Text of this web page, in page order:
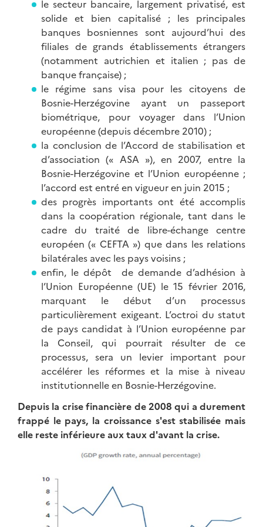
le secteur bancaire, largement privatisé, est
solide et bien capitalisé ; les principales
banques bosniennes sont aujourd’hui des
filiales de grands établissements étrangers
(notamment autrichien et italien ; pas de
banque française) ;
le régime sans visa pour les citoyens de
Bosnie-Herzégovine ayant un passeport
biométrique, pour voyager dans l’Union
européenne (depuis décembre 2010) ;
la conclusion de l’Accord de stabilisation et
d’association (« ASA »), en 2007, entre la
Bosnie-Herzégovine et l’Union européenne ;
l’accord est entré en vigueur en juin 2015 ;
des progrès importants ont été accomplis
dans la coopération régionale, tant dans le
cadre du traité de libre-échange centre
européen (« CEFTA ») que dans les relations
bilatérales avec les pays voisins ;
enfin, le dépôt de demande d’adhésion à
l’Union Européenne (UE) le 15 février 2016,
marquant le début d’un processus
particulièrement exigeant. L’octroi du statut
de pays candidat à l’Union européenne par
la Conseil, qui pourrait résulter de ce
processus, sera un levier important pour
accélérer les réformes et la mise à niveau
institutionnelle en Bosnie-Herzégovine.
Depuis la crise financière de 2008 qui a durement
frappé le pays, la croissance s'est stabilisée mais
elle reste inférieure aux taux d'avant la crise.